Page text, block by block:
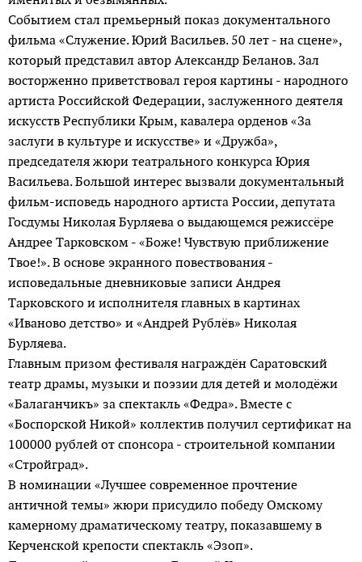
Событием стал премьерный показ документального
фильма «Служение. Юрий Васильев. 50 лет - на сцене»,
который представил автор Александр Беланов. Зал
восторженно приветствовал героя картины - народного
артиста Российской Федерации, заслуженного деятеля
искусств Республики Крым, кавалера орденов «За
заслуги в культуре и искусстве» и «Дружба»,
председателя жюри теат­рального конкурса Юрия
Васильева. Большой интерес вызвали документальный
фильм-исповедь народного артиста России, депутата
Госдумы Николая Бурляева о выдающемся режиссёре
Андрее Тарковском - «Боже! Чувствую приближение
Твое!». В основе экранного повествования -
исповедальные дневниковые записи Андрея
Тарковского и исполнителя главных в картинах
«Иваново детство» и «Андрей Рублёв» Николая
Бурляева.
Главным призом фестиваля награждён Саратовский
театр драмы, музыки и поэзии для детей и молодёжи
«Балаганчикъ» за спектакль «Федра». Вместе с
«Боспорской Никой» коллектив получил сертификат на
100000 рублей от спонсора - строительной компании
«Стройград».
В номинации «Лучшее современное прочтение
античной темы» жюри присудило победу Омскому
камерному драматическому театру, показавшему в
Керченской крепости спектакль «Эзоп».